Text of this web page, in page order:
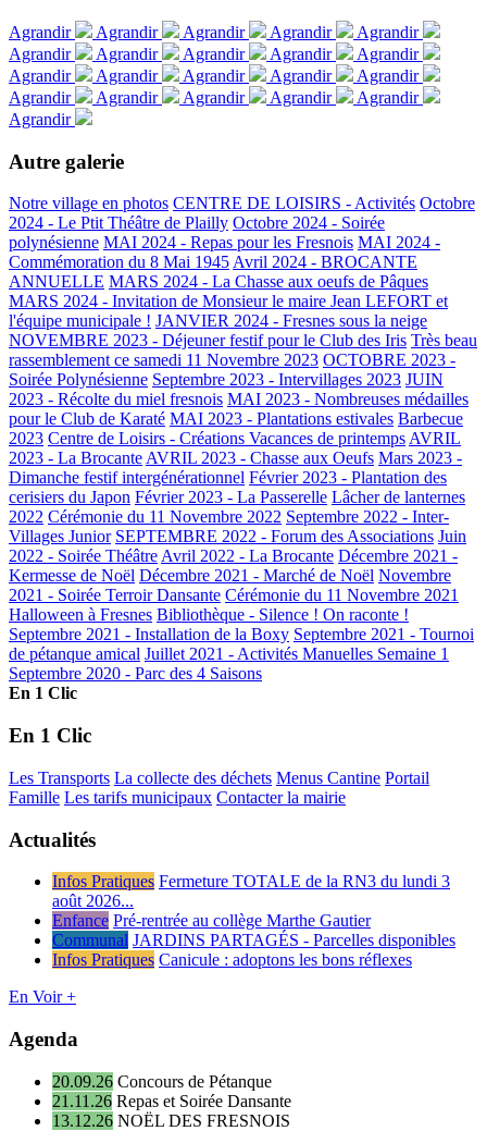
Agrandir Agrandir Agrandir Agrandir
Agrandir
Agrandir
Agrandir Agrandir Agrandir
Agrandir
Agrandir
Agrandir Agrandir Agrandir
Agrandir
Agrandir
Agrandir Agrandir Agrandir
Agrandir
Agrandir
Autre galerie
Notre village en photos CENTRE DE LOISIRS - Activités Octobre
2024 - Le Ptit Théâtre de Plailly Octobre 2024 - Soirée
polynésienne MAI 2024 - Repas pour les Fresnois MAI 2024 -
Commémoration du 8 Mai 1945Avril 2024 - BROCANTE
ANNUELLE MARS 2024 - La Chasse aux oeufs de Pâques
MARS 2024 - Invitation de Monsieur le maire Jean LEFORT et
l'équipe municipale ! JANVIER 2024 - Fresnes sous la neige
NOVEMBRE 2023 - Déjeuner festif pour le Club des Iris Très beau
rassemblement ce samedi 11 Novembre 2023 OCTOBRE 2023 -
Soirée Polynésienne Septembre 2023 - Intervillages 2023 JUIN
2023 - Récolte du miel fresnois MAI 2023 - Nombreuses médailles
pour le Club de Karaté MAI 2023 - Plantations estivales Barbecue
2023 Centre de Loisirs - Créations Vacances de printempsAVRIL
2023 - La BrocanteAVRIL 2023 - Chasse aux Oeufs Mars 2023 -
Dimanche festif intergénérationnel Février 2023 - Plantation des
cerisiers du Japon Février 2023 - La Passerelle Lâcher de lanternes
2022 Cérémonie du 11 Novembre 2022 Septembre 2022 - Inter-
Villages Junior SEPTEMBRE 2022 - Forum des Associations Juin
2022 - Soirée ThéâtreAvril 2022 - La Brocante Décembre 2021 -
Kermesse de Noël Décembre 2021 - Marché de Noël Novembre
2021 - Soirée Terroir Dansante Cérémonie du 11 Novembre 2021
Halloween à Fresnes Bibliothèque - Silence ! On raconte !
Septembre 2021 - Installation de la Boxy Septembre 2021 - Tournoi
de pétanque amical Juillet 2021 - Activités Manuelles Semaine 1
Septembre 2020 - Parc des 4 Saisons
En 1 Clic
En 1 Clic
Les Transports La collecte des déchets Menus Cantine Portail
Famille Les tarifs municipaux Contacter la mairie
Actualités
Infos Pratiques Fermeture TOTALE de la RN3 du lundi 3
août 2026...
Enfance Pré-rentrée au collège Marthe Gautier
Communal JARDINS PARTAGÉS - Parcelles disponibles
Infos Pratiques Canicule : adoptons les bons réflexes
En Voir +
Agenda
20.09.26 Concours de Pétanque
21.11.26 Repas et Soirée Dansante
13.12.26 NOËL DES FRESNOIS